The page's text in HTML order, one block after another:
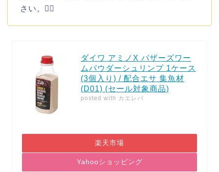
さい。🙇‍♂️
ダイワ アミノX バザーズワー
ムパウダーシュリンプ 1ケース
(3個入り) / 配合エサ 集魚材
(D01) (セール対象商品)
posted with カエレバ
楽天市場
Yahooショッピング